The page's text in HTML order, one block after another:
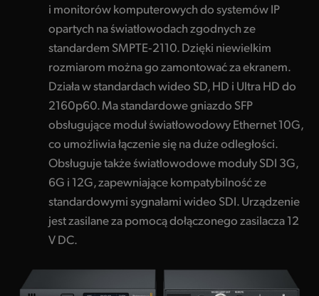
i monitorów komputerowych do systemów IP
opartych na światłowodach zgodnych ze
standardem SMPTE‑2110. Dzięki niewielkim
rozmiarom można go zamontować za ekranem.
Działa w standardach wideo SD, HD i Ultra HD do
2160p60. Ma standardowe gniazdo SFP
obsługujące moduł światłowodowy Ethernet 10G,
co umożliwia łączenie się na duże odległości.
Obsługuje także światłowodowe moduły SDI 3G,
6G i 12G, zapewniające kompatybilność ze
standardowymi sygnałami wideo SDI. Urządzenie
jest zasilane za pomocą dołączonego zasilacza 12
V DC.